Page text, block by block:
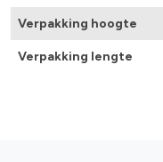
Verpakking hoogte
Verpakking lengte